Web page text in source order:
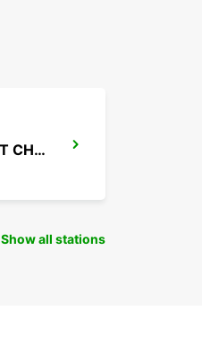
LAHORE ALLAMA INTL ARPT CHAUFFEUR
Show all stations